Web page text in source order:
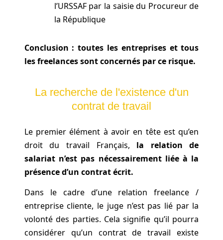
l’URSSAF par la saisie du Procureur de
la République
Conclusion : toutes les entreprises et tous
les freelances sont concernés par ce risque.
La recherche de l'existence d'un
contrat de travail
Le premier élément à avoir en tête est qu’en
droit du travail Français, la relation de
salariat n’est pas nécessairement liée à la
présence d’un contrat écrit.
Dans le cadre d’une relation freelance /
entreprise cliente, le juge n’est pas lié par la
volonté des parties. Cela signifie qu’il pourra
considérer qu’un contrat de travail existe